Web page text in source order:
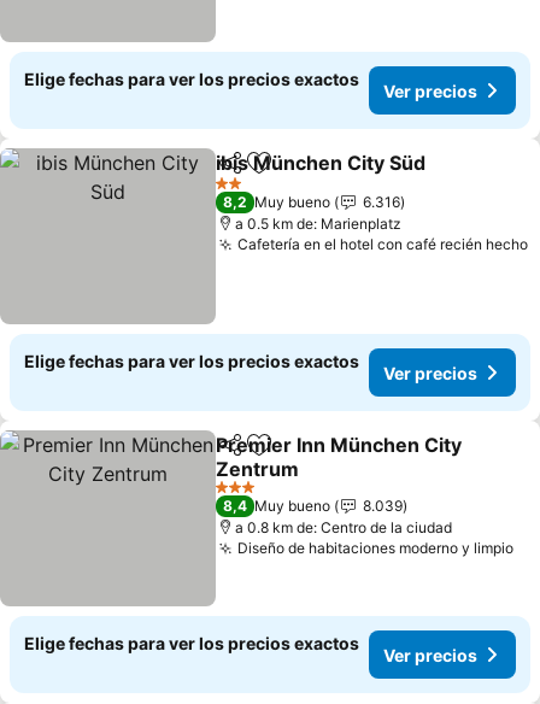
Elige fechas para ver los precios exactos
Ver precios
CompartirAgregar a favoritos
ibis München City Süd
2 Estrellas
8,2 Muy bueno
6.316
a 0.5 km de: Marienplatz
Cafetería en el hotel con café recién hecho
Elige fechas para ver los precios exactos
Ver precios
CompartirAgregar a favoritos
Premier Inn München City
Zentrum
Ver precios
3 Estrellas
8,4 Muy bueno
8.039
a 0.8 km de: Centro de la ciudad
Diseño de habitaciones moderno y limpio
Elige fechas para ver los precios exactos
Ver precios